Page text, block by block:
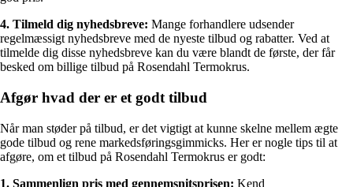
4. Tilmeld dig nyhedsbreve: Mange forhandlere udsender
regelmæssigt nyhedsbreve med de nyeste tilbud og rabatter. Ved at
tilmelde dig disse nyhedsbreve kan du være blandt de første, der får
besked om billige tilbud på Rosendahl Termokrus.
Afgør hvad der er et godt tilbud
Når man støder på tilbud, er det vigtigt at kunne skelne mellem ægte
gode tilbud og rene markedsføringsgimmicks. Her er nogle tips til at
afgøre, om et tilbud på Rosendahl Termokrus er godt:
1. Sammenlign pris med gennemsnitsprisen: Kend